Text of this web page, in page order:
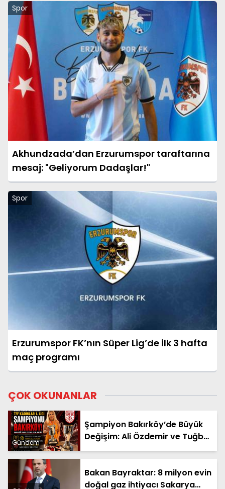
Spor
Akhundzada’dan Erzurumspor taraftarına
mesaj: "Geliyorum Dadaşlar!"
Spor
Erzurumspor FK’nın Süper Lig’de ilk 3 hafta
maç programı
ÇOK OKUNANLAR
Gündem
Şampiyon Bakırköy’de Büyük
Değişim: Ali Özdemir ve Tuğba
Çömlekçioğlu Dönemi Başladı
Bakan Bayraktar: 8 milyon evin
doğal gaz ihtiyacı Sakarya